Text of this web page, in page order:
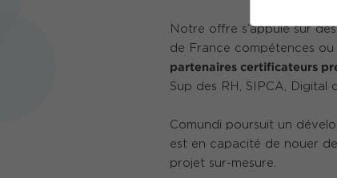
Notre offre s’appuie sur
de France compétences
partenaires certificateurs
Sup des RH, SIPCA, Digital
Comundi poursuit un
est en capacité de nouer
projet sur-mesure.